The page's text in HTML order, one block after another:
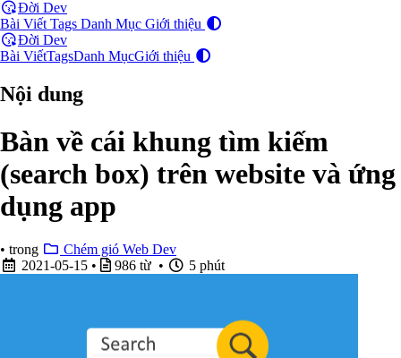
Đời Dev
Bài Viết Tags Danh Mục Giới thiệu
Đời Dev
Bài ViếtTagsDanh MụcGiới thiệu
Nội dung
Bàn về cái khung tìm kiếm
(search box) trên website và ứng
dụng app
• trong
Chém gió Web Dev
2021-05-15 • 986 từ • 5 phút